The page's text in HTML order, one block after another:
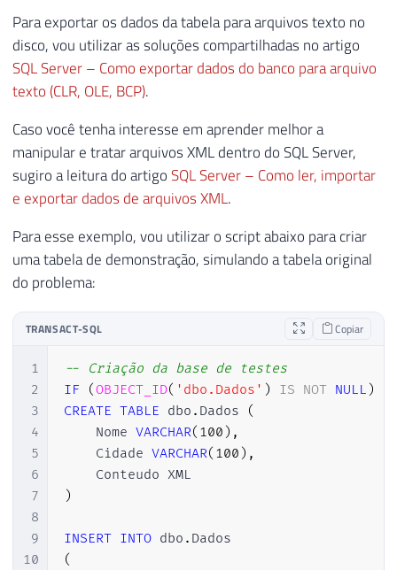
Para exportar os dados da tabela para arquivos texto no
disco, vou utilizar as soluções compartilhadas no artigo
SQL Server – Como exportar dados do banco para arquivo
texto (CLR, OLE, BCP).
Caso você tenha interesse em aprender melhor a
manipular e tratar arquivos XML dentro do SQL Server,
sugiro a leitura do artigoSQL Server – Como ler, importar
e exportar dados de arquivos XML.
Para esse exemplo, vou utilizar o script abaixo para criar
uma tabela de demonstração, simulando a tabela original
do problema:
TRANSACT-SQL Copiar
1
2
3
4
5
6
7
8
9
10
-- Criação da base de testes
IF
(OBJECT_ID( 'dbo.Dados' ) IS NOT NULL )
CREATE TABLE dbo . Dados
(
    Nome
VARCHAR( 100 ) ,
    Cidade
VARCHAR( 100 ) ,
)
INSERT INTO dbo .
(